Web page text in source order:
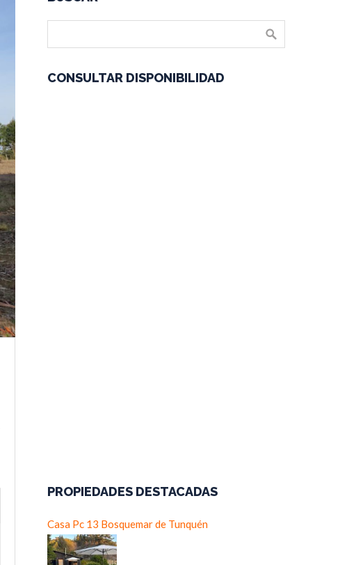
CONSULTAR DISPONIBILIDAD
PROPIEDADES DESTACADAS
Casa Pc 13 Bosquemar de Tunquén